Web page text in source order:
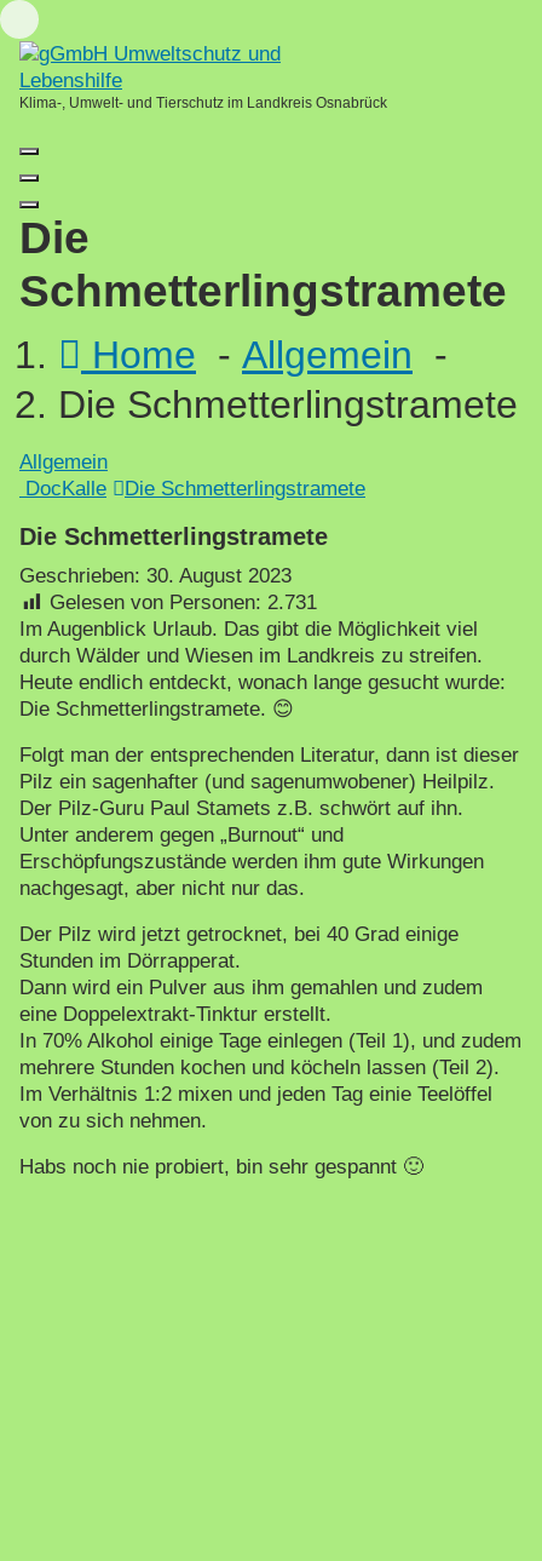
Skip
to
content
Loading...
Klima-, Umwelt- und Tierschutz im Landkreis Osnabrück
Die
Schmetterlingstramete
Home - Allgemein -
Die Schmetterlingstramete
Allgemein
DocKalle
Die Schmetterlingstramete
Die Schmetterlingstramete
Geschrieben: 30. August 2023
Gelesen von Personen: 2.731
Im Augenblick Urlaub. Das gibt die Möglichkeit viel
durch Wälder und Wiesen im Landkreis zu streifen.
Heute endlich entdeckt, wonach lange gesucht wurde:
Die Schmetterlingstramete. 😊
Folgt man der entsprechenden Literatur, dann ist dieser
Pilz ein sagenhafter (und sagenumwobener) Heilpilz.
Der Pilz-Guru Paul Stamets z.B. schwört auf ihn.
Unter anderem gegen „Burnout“ und
Erschöpfungszustände werden ihm gute Wirkungen
nachgesagt, aber nicht nur das.
Der Pilz wird jetzt getrocknet, bei 40 Grad einige
Stunden im Dörrapperat.
Dann wird ein Pulver aus ihm gemahlen und zudem
eine Doppelextrakt-Tinktur erstellt.
In 70% Alkohol einige Tage einlegen (Teil 1), und zudem
mehrere Stunden kochen und köcheln lassen (Teil 2).
Im Verhältnis 1:2 mixen und jeden Tag einie Teelöffel
von zu sich nehmen.
Habs noch nie probiert, bin sehr gespannt 🙂